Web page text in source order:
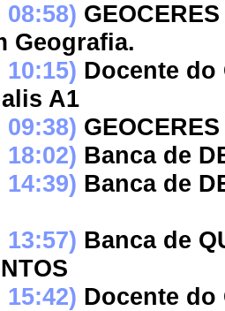
08:58)
Geografia.
10:15) Docente do
A1
09:38)
18:02) Banca de
14:39) Banca de
13:57) Banca de
15:42) Docente do